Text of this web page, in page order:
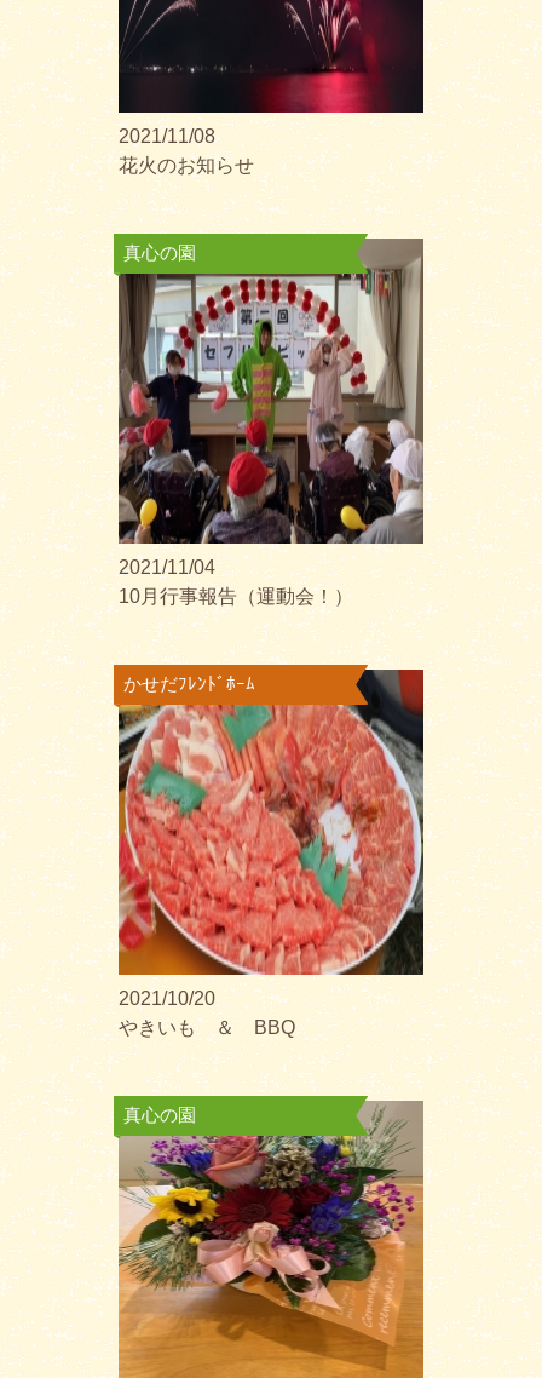
2021/11/08
花火のお知らせ
真心の園
2021/11/04
10月行事報告（運動会！）
かせだﾌﾚﾝﾄﾞﾎｰﾑ
2021/10/20
やきいも ＆ BBQ
真心の園